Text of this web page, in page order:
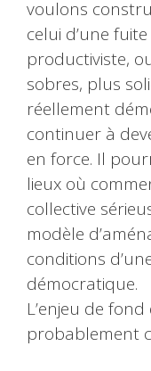
voulons
celui d’une
productiviste,
sobres, plus
réellement
continuer à
en force. Il
lieux où
collective
modèle
conditions
démocratique.
L’enjeu de fond
probablement